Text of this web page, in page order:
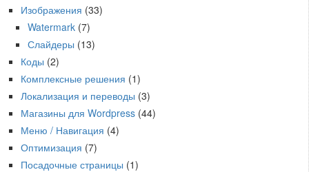
Изображения (33)
Watermark (7)
Слайдеры (13)
Коды (2)
Комплексные решения (1)
Локализация и переводы (3)
Магазины для Wordpress (44)
Меню / Навигация (4)
Оптимизация (7)
Посадочные страницы (1)